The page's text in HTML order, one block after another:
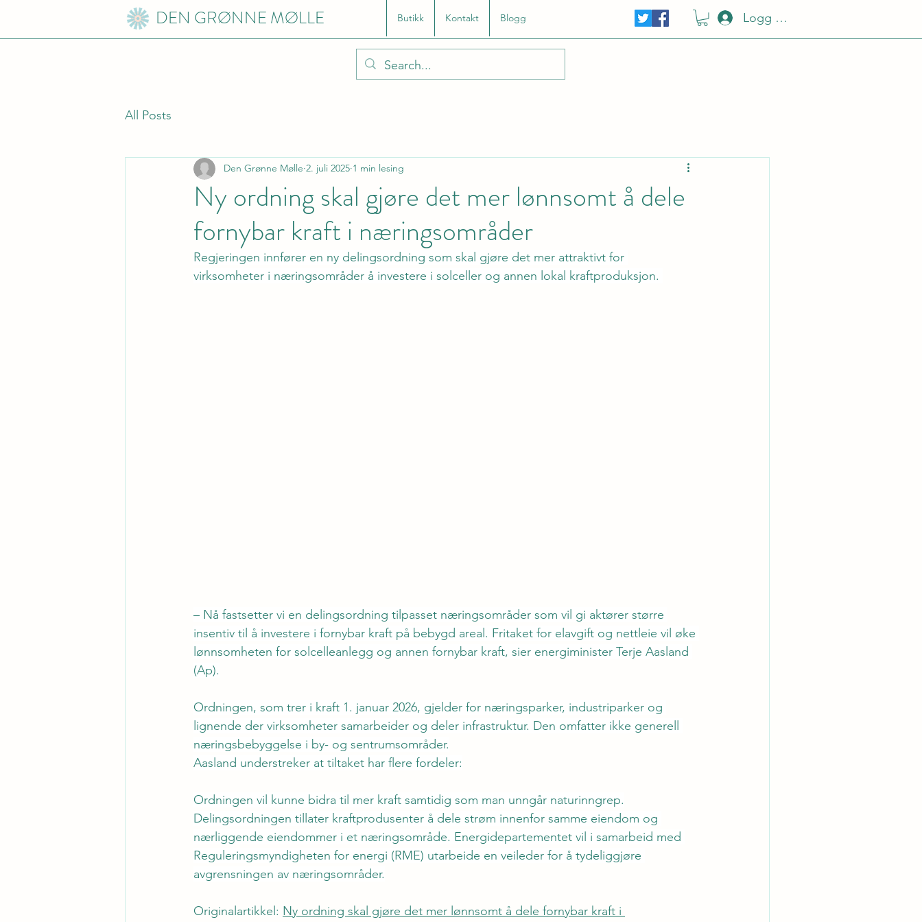
Butikk Kontakt Blogg Logg Inn
DEN GRØNNE MØLLE
All Posts
Ny ordning skal gjøre det mer lønnsomt å dele
fornybar kraft i næringsområder
Den Grønne Mølle 2. juli 2025 1 min lesing
Regjeringen innfører en ny delingsordning som skal gjøre det mer attraktivt for
virksomheter i næringsområder å investere i solceller og annen lokal kraftproduksjon.
– Nå fastsetter vi en delingsordning tilpasset næringsområder som vil gi aktører større
insentiv til å investere i fornybar kraft på bebygd areal. Fritaket for elavgift og nettleie vil øke
lønnsomheten for solcelleanlegg og annen fornybar kraft, sier energiminister Terje Aasland
(Ap).
Ordningen, som trer i kraft 1. januar 2026, gjelder for næringsparker, industriparker og
lignende der virksomheter samarbeider og deler infrastruktur. Den omfatter ikke generell
næringsbebyggelse i by- og sentrumsområder.
Aasland understreker at tiltaket har flere fordeler:
Ordningen vil kunne bidra til mer kraft samtidig som man unngår naturinngrep.
Delingsordningen tillater kraftprodusenter å dele strøm innenfor samme eiendom og
nærliggende eiendommer i et næringsområde. Energidepartementet vil i samarbeid med
Reguleringsmyndigheten for energi (RME) utarbeide en veileder for å tydeliggjøre
avgrensningen av næringsområder.
Originalartikkel: Ny ordning skal gjøre det mer lønnsomt å dele fornybar kraft i